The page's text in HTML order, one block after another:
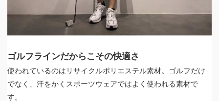
ゴルフラインだからこその快適さ
使われているのはリサイクルポリエステル素材。ゴルフだけ
でなく、汗をかくスポーツウェアではよく使われる素材で
す。